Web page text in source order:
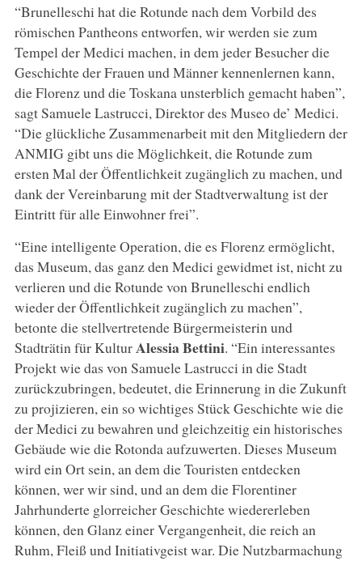
“Brunelleschi hat die Rotunde nach dem Vorbild des
römischen Pantheons entworfen, wir werden sie zum
Tempel der Medici machen, in dem jeder Besucher die
Geschichte der Frauen und Männer kennenlernen kann,
die Florenz und die Toskana unsterblich gemacht haben”,
sagt Samuele Lastrucci, Direktor des Museo de’ Medici.
“Die glückliche Zusammenarbeit mit den Mitgliedern der
ANMIG gibt uns die Möglichkeit, die Rotunde zum
ersten Mal der Öffentlichkeit zugänglich zu machen, und
dank der Vereinbarung mit der Stadtverwaltung ist der
Eintritt für alle Einwohner frei”.
“Eine intelligente Operation, die es Florenz ermöglicht,
das Museum, das ganz den Medici gewidmet ist, nicht zu
verlieren und die Rotunde von Brunelleschi endlich
wieder der Öffentlichkeit zugänglich zu machen”,
betonte die stellvertretende Bürgermeisterin und
Stadträtin für KulturAlessia Bettini. “Ein interessantes
Projekt wie das von Samuele Lastrucci in die Stadt
zurückzubringen, bedeutet, die Erinnerung in die Zukunft
zu projizieren, ein so wichtiges Stück Geschichte wie die
der Medici zu bewahren und gleichzeitig ein historisches
Gebäude wie die Rotonda aufzuwerten. Dieses Museum
wird ein Ort sein, an dem die Touristen entdecken
können, wer wir sind, und an dem die Florentiner
Jahrhunderte glorreicher Geschichte wiedererleben
können, den Glanz einer Vergangenheit, die reich an
Ruhm, Fleiß und Initiativgeist war. Die Nutzbarmachung